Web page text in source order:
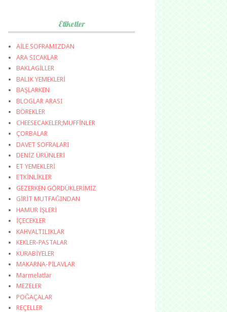
Etiketler
AİLE SOFRAMIZDAN
ARA SICAKLAR
BAKLAGİLLER
BALIK YEMEKLERİ
BAŞLARKEN
BLOGLAR ARASI
BÖREKLER
CHEESECAKELER;MUFFİNLER
ÇORBALAR
DAVET SOFRALARI
DENİZ ÜRÜNLERİ
ET YEMEKLERİ
ETKİNLİKLER
GEZERKEN GÖRDÜKLERİMİZ
GİRİT MUTFAĞINDAN
HAMUR İŞLERİ
İÇECEKLER
KAHVALTILIKLAR
KEKLER-PASTALAR
KURABİYELER
MAKARNA-PİLAVLAR
Marmelatlar
MEZELER
POĞAÇALAR
REÇELLER